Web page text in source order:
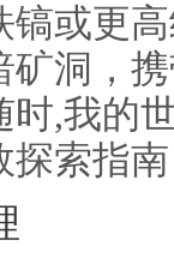
镐或更
洞，
,我的
探索指南